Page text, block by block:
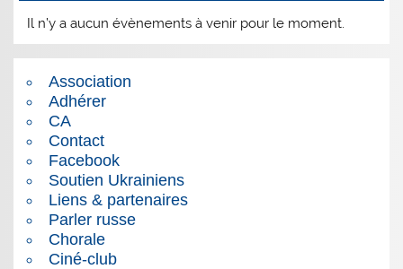
Il n’y a aucun évènements à venir pour le moment.
Association
Adhérer
CA
Contact
Facebook
Soutien Ukrainiens
Liens & partenaires
Parler russe
Chorale
Ciné-club